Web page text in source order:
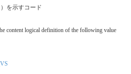
を示すコード
content logical definition of the following value